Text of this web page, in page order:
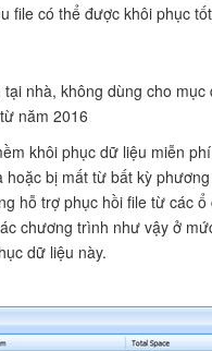
file có thể được khôi phục
nhà, không dùng cho
năm 2016
khôi phục dữ liệu miễn
hoặc bị mất từ bất kỳ
hỗ trợ phục hồi file từ các
chương trình như vậy ở
dữ liệu này.